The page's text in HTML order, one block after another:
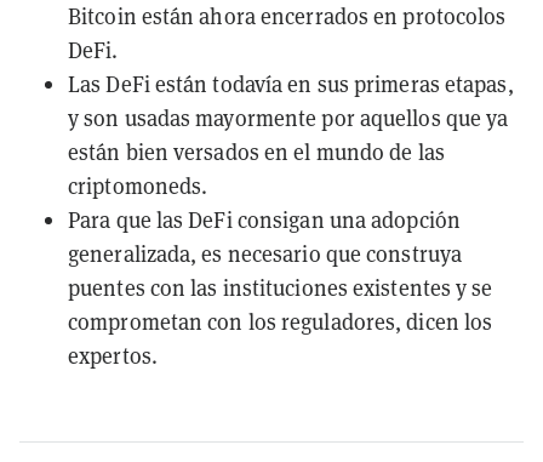
Bitcoin están ahora encerrados en protocolos
DeFi.
Las DeFi están todavía en sus primeras etapas,
y son usadas mayormente por aquellos que ya
están bien versados en el mundo de las
criptomoneds.
Para que las DeFi consigan una adopción
generalizada, es necesario que construya
puentes con las instituciones existentes y se
comprometan con los reguladores, dicen los
expertos.